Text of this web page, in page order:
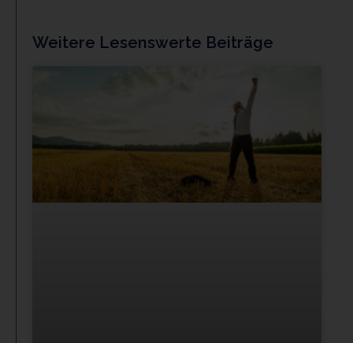
Weitere Lesenswerte Beiträge